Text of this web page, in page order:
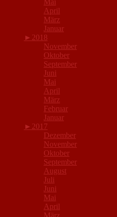
April
März
Januar
► 2018
November
Oktober
September
Juni
Mai
April
März
Februar
Januar
► 2017
Dezember
November
Oktober
September
August
Juli
Juni
Mai
April
März